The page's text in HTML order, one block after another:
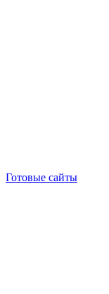
Готовые сайты